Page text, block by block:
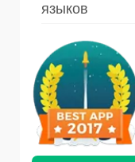
языков